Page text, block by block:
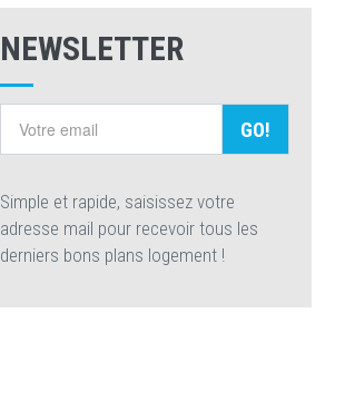
NEWSLETTER
GO!
Simple et rapide, saisissez votre
adresse mail pour recevoir tous les
derniers bons plans logement !